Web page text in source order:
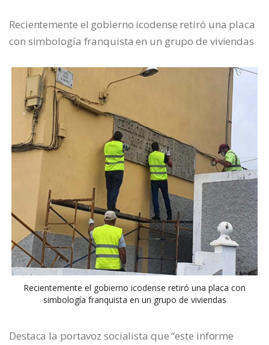
Recientemente el gobierno icodense retiró una placa
con simbología franquista en un grupo de viviendas
Recientemente el gobierno icodense retiró una placa con
simbología franquista en un grupo de viviendas
Destaca la portavoz socialista que “este informe